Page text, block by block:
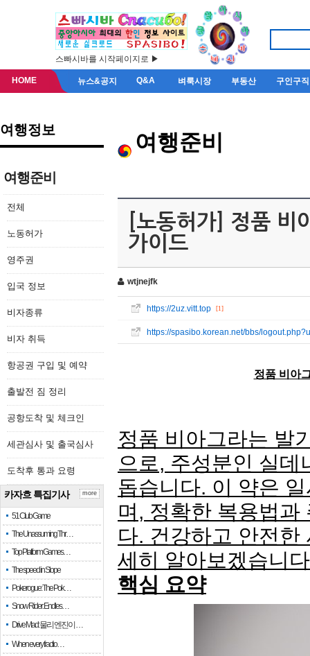
스빠시바를 시작페이지로 ▶
HOME 뉴스&공지 Q&A 벼룩시장 부동산 구인구직
여행정보
여행준비
전체
노동허가
영주권
입국 정보
비자종류
비자 취득
항공권 구입 및 예약
출발전 짐 정리
공항도착 및 체크인
세관심사 및 출국심사
도착후 통과 요령
카자흐 특집기사
51 Club Game
The Unassuming Thr…
Top Platform Games…
The speed in Slope
Pokerogue: The Pok…
Snow Rider: Endles…
Drive Mad: 물리 엔진이 …
When every fractio…
more
여행준비
[노동허가] 정품 비
가이드
wtjnejfk
https://2uz.vitt.top [1]
https://spasibo.korean.net/bbs/
정품 비아
정품 비아그라는 발
으로, 주성분인 실데
돕습니다. 이 약은
며, 정확한 복용법
다. 건강하고 안전한
세히 알아보겠습니
핵심 요약